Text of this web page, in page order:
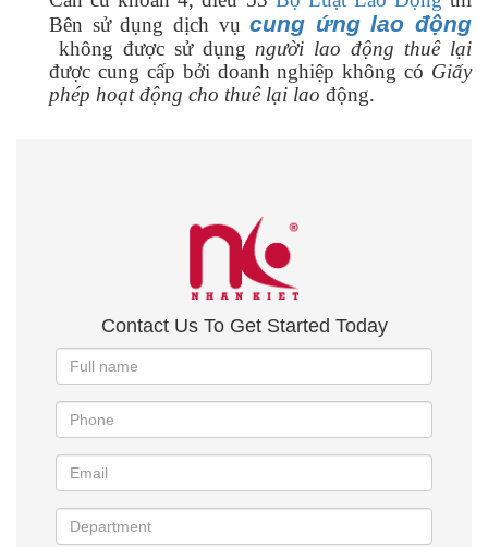
Bên sử dụng dịch vụcung ứng lao động
không được sử dụngngười lao động thuê lại
được cung cấp bởi doanh nghiệp không có Giấy
phép hoạt động cho thuê lại lao động.
Contact Us To Get Started Today